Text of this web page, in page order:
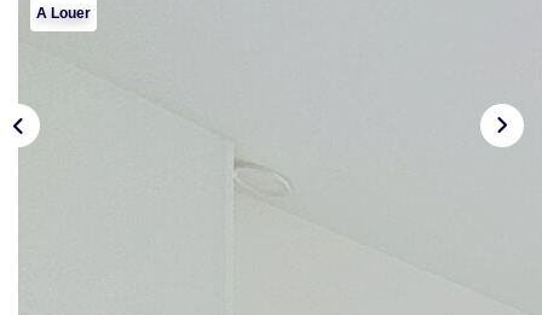
Notre Agence
A Louer